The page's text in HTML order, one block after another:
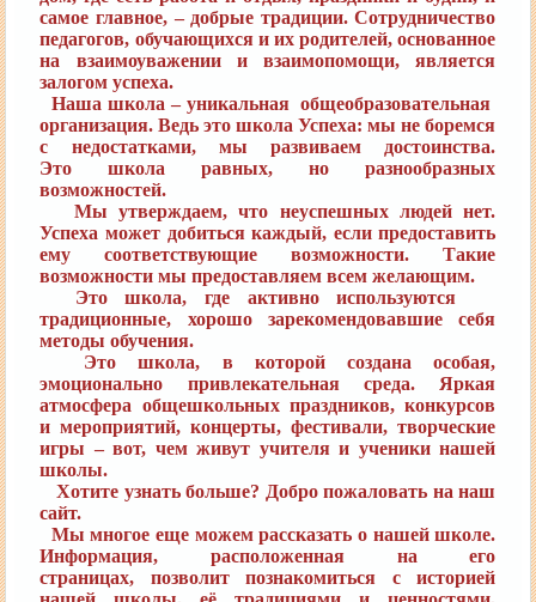
самоеглавное, – добрые традиции. Сотрудничество
педагогов, обучающихся и их родителей, основанное
на взаимоуважении и взаимопомощи, является
залогом успеха.
Наша школа – уникальная общеобразовательная
организация. Ведь это школа Успеха: мы не боремся
с недостатками, мы развиваем достоинства.
Это школа равных, но разнообразных
возможностей.
Мы утверждаем, что неуспешных людей нет.
Успеха может добиться каждый, если предоставить
емусоответствующие возможности. Такие
возможности мы предоставляем всем желающим.
Это школа, где активно используются
традиционные, хорошо зарекомендовавшие себя
методыобучения.
Это школа, в которой создана особая,
эмоционально привлекательная среда. Яркая
атмосфера общешкольных праздников, конкурсов
и мероприятий, концерты, фестивали, творческие
игры –вот, чем живут учителя и ученики нашей
школы.
Хотите узнать больше? Добро пожаловать на наш
сайт.
Мы многое еще можем рассказать о нашей школе.
Информация, расположенная на его
страницах, позволит познакомиться с историей